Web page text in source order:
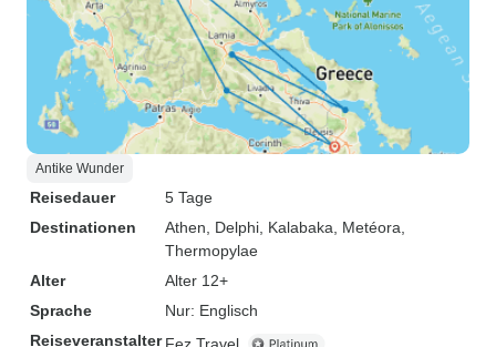
Antike Wunder
Reisedauer
5 Tage
Destinationen
Athen , Delphi , Kalabaka , Metéora
Thermopylae
Alter
Alter 12+
Sprache
Nur: Englisch
Reiseveranstalter